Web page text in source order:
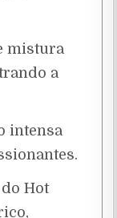
mistura
a
intensa
Hot